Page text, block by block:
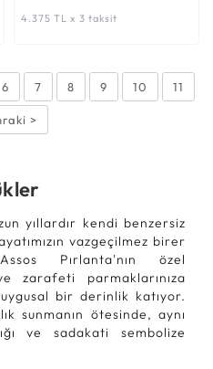
4.375 TL x 3 taksit
6 7 8 9 10 11
>
yıllardır kendi benzersiz
vazgeçilmez birer
Pırlanta'nın özel
zarafeti parmaklarınıza
bir derinlik katıyor.
sunmanın ötesinde, aynı
ve sadakati sembolize